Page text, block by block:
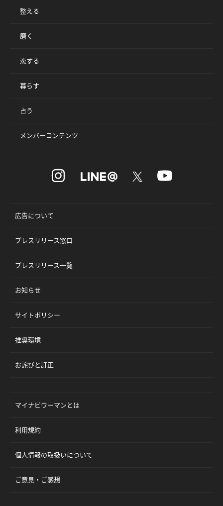
整える
磨く
恋する
暮らす
占う
メンバーコンテンツ
広告について
プレスリリース窓口
プレスリリース一覧
お知らせ
サイトポリシー
推奨環境
お詫びと訂正
マイナビウーマンとは
利用規約
個人情報の取扱いについて
ご意見・ご感想